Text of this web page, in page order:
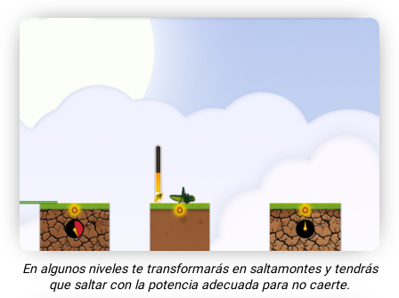
En algunos niveles te transformarás en saltamontes y tendrás
que saltar con la potencia adecuada para no caerte.